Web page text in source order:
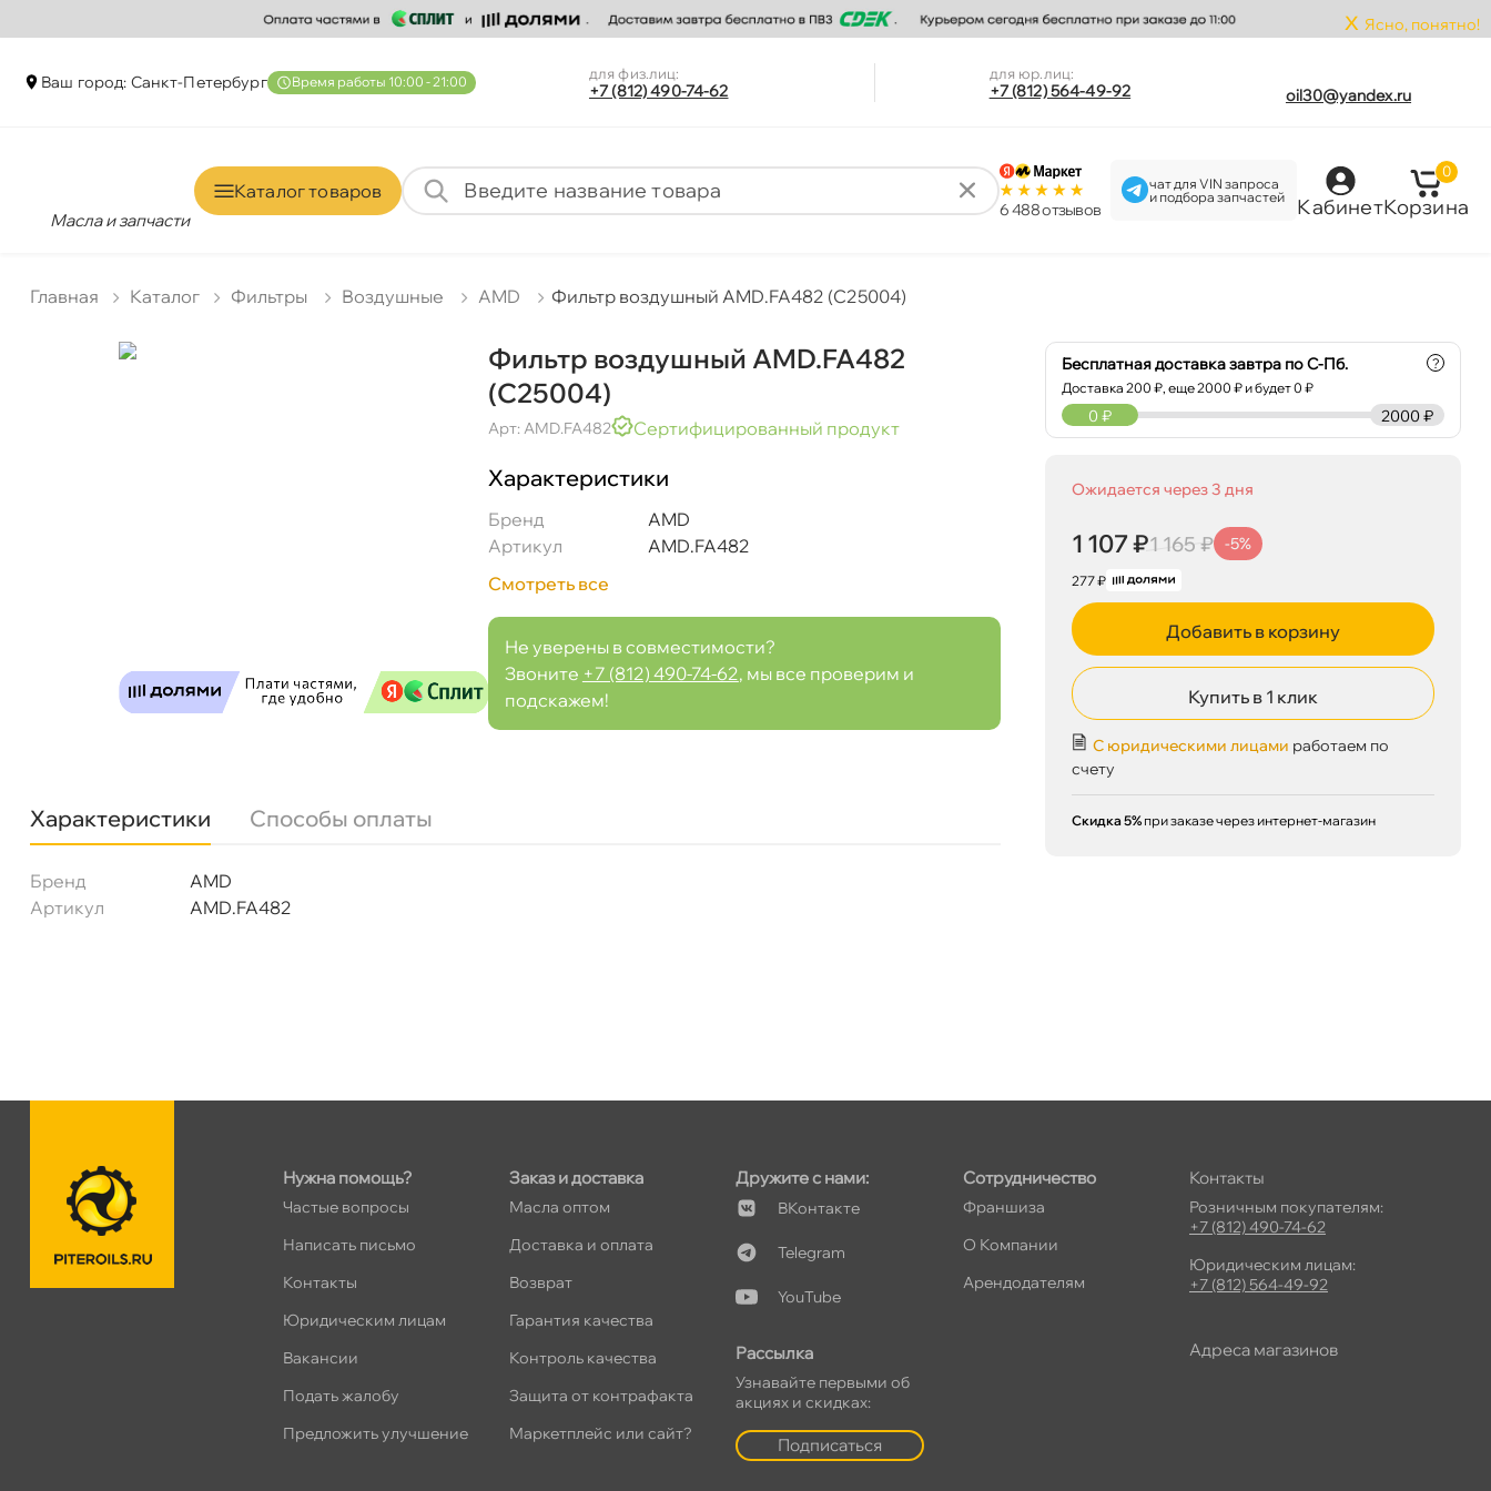
x Ясно, понятно!
аш город: Санкт-Петербур ремя работы 10:00 - 21:00 для физ.лиц:
+7 (812) 490-74-62
для юр.лиц:
+7 (812) 564-49-92 oil30@yandex.ru
Масла и запчасти
Каталог товаро
6 488 отзыво
чат для VIN запроса
и подбора запчастей
Кабинет
0
Корзина
Главная Катало Фильтры оздушные AMD Фильтр воздушный AMD.FA482 (C25004)
Фильтр воздушный AMD.FA482
(C25004)
Арт: AMD.FA482 Сертифицированный продукт
Характеристики
Бренд
AMD
Артикул
AMD.FA482
Смотреть все
Не уверены в совместимости?
Звоните +7 (812) 490-74-62, мы все проверим и
подскажем!
Характеристики Способы оплаты
Бренд
AMD
Артикул
AMD.FA482
Бесплатная доставка завтра по С-Пб.
Доставка200 ₽, еще2000 ₽ и будет 0 ₽
?
2000 ₽
0 ₽
Ожидается через 3 дня
1 107 ₽1 165 ₽ -5%
277 ₽
Добавить в корзину
Купить в 1 клик
С юридическими лицами работаем по
счету
Скидка 5% при заказе через интернет-магазин
1 107 ₽1 165 ₽
Бесплатная Завтра, 06.08 (при заказе от 2000₽) Срочная за 2 ч – 399 ₽ Сегодня, 06.08
ул. Салова, д. 30
Пн-Пт 09.30 - 19.00Сб-Вс10.00 - 19.00
Сегодня, бесплатно
пр.Науки 10к1 (2 этаж)
ПН–ВС
Сегодня, бесплатно
Ленинский пр. 92 к.1
Нужна помощь?
Частые вопросы
Написать письмо
Контакты
Юридическим лицам
акансии
Подать жалобу
Предложить улучшение
Заказ и доставка
Масла оптом
Доставка и оплата
озврат
Гарантия качества
Контроль качества
Защита от контрафакта
Маркетплейс или сайт?
Дружите с нами:
Контакте
Telegram
YouTube
Рассылка
Узнавайте первыми о
акциях и скидках:
Подписаться
Сотрудничество
Франшиза
О Компании
Арендодателям
Контакты
Розничным покупателям:
+7 (812) 490-74-62
Юридическим лицам:
+7 (812) 564-49-92
Адреса магазино